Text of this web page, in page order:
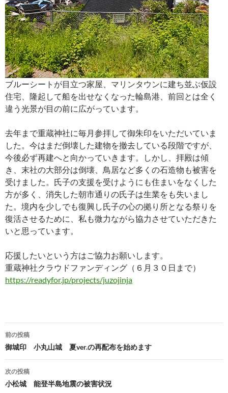
ブルーシートが目立つ家屋、マリンタウンに建ち並ぶ仮設
住宅、隆起して船を出せなくなった輪島港、前回とは全く
違う光景が目の前に広がっています。
去年まで重蔵神社に毎月参拝して御朱印をいただいていま
した。今はまだ倒壊した建物を撤去している段階ですが、
今後必ず再建へと向かっていきます。しかし、拝殿は傾
き、末社の大部分は倒壊、鳥居など多くの石造物も被害を
受けました。氏子の支援を受けようにも住まいをなくした
方が多く、消失した朝市通りの氏子は生業をも失いまし
た。境内を少しでも復興し氏子の心の拠り所となる祭りを
復活させるために、私も微力ながら協力させていただきた
いと思っています。
応援したいという方はご協力お願いします。
重蔵神社クラウドファンディング（６月３０日まで）
https://readyfor.jp/projects/juzojinja
投
稿
ナ
ビ
前の投稿
御城印 小丸山城 夏ver.の再配布を始めます
次の投稿
小松城 能登半島地震の被害状況